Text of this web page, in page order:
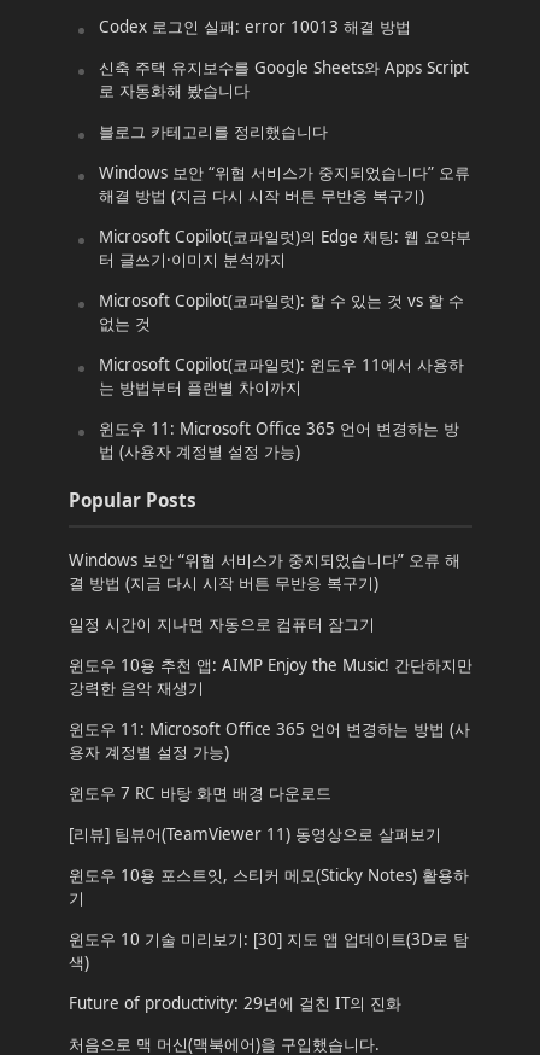
Codex 로그인 실패: error 10013 해결 방법
신축 주택 유지보수를 Google Sheets와 Apps Script
로 자동화해 봤습니다
블로그 카테고리를 정리했습니다
Windows 보안 “위협 서비스가 중지되었습니다” 오류
해결 방법 (지금 다시 시작 버튼 무반응 복구기)
Microsoft Copilot(코파일럿)의 Edge 채팅: 웹 요약부
터 글쓰기·이미지 분석까지
Microsoft Copilot(코파일럿): 할 수 있는 것 vs 할 수
없는 것
Microsoft Copilot(코파일럿): 윈도우 11에서 사용하
는 방법부터 플랜별 차이까지
윈도우 11: Microsoft Office 365 언어 변경하는 방
법 (사용자 계정별 설정 가능)
Popular Posts
Windows 보안 “위협 서비스가 중지되었습니다” 오류 해
결 방법 (지금 다시 시작 버튼 무반응 복구기)
일정 시간이 지나면 자동으로 컴퓨터 잠그기
윈도우 10용 추천 앱: AIMP Enjoy the Music! 간단하지만
강력한 음악 재생기
윈도우 11: Microsoft Office 365 언어 변경하는 방법 (사
용자 계정별 설정 가능)
윈도우 7 RC 바탕 화면 배경 다운로드
[리뷰] 팀뷰어(TeamViewer 11) 동영상으로 살펴보기
윈도우 10용 포스트잇, 스티커 메모(Sticky Notes) 활용하
기
윈도우 10 기술 미리보기: [30] 지도 앱 업데이트(3D로 탐
색)
Future of productivity: 29년에 걸친 IT의 진화
처음으로 맥 머신(맥북에어)을 구입했습니다.